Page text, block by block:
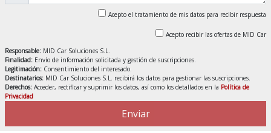
Acepto el tratamiento de mis datos para recibir respuesta
Acepto recibir las ofertas de MID Car
Responsable: MID Car Soluciones S.L.
Finalidad: Envío de información solicitada y gestión de suscripciones.
Legitimación: Consentimiento del interesado.
Destinatarios: MID Car Soluciones S.L. recibirá los datos para gestionar las suscripciones.
Derechos: Acceder, rectificar y suprimir los datos, así como los detallados en la Política de
Privacidad
Enviar